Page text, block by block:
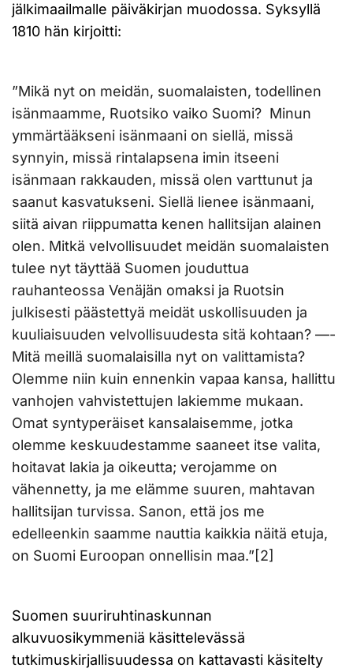
jälkimaailmalle päiväkirjan muodossa. Syksyllä
1810 hän kirjoitti:
”Mikä nyt on meidän, suomalaisten, todellinen
isänmaamme, Ruotsiko vaiko Suomi? Minun
ymmärtääkseni isänmaani on siellä, missä
synnyin, missä rintalapsena imin itseeni
isänmaan rakkauden, missä olen varttunut ja
saanut kasvatukseni. Siellä lienee isänmaani,
siitä aivan riippumatta kenen hallitsijan alainen
olen. Mitkä velvollisuudet meidän suomalaisten
tulee nyt täyttää Suomen jouduttua
rauhanteossa Venäjän omaksi ja Ruotsin
julkisesti päästettyä meidät uskollisuuden ja
kuuliaisuuden velvollisuudesta sitä kohtaan? —-
Mitä meillä suomalaisilla nyt on valittamista?
Olemme niin kuin ennenkin vapaa kansa, hallittu
vanhojen vahvistettujen lakiemme mukaan.
Omat syntyperäiset kansalaisemme, jotka
olemme keskuudestamme saaneet itse valita,
hoitavat lakia ja oikeutta; verojamme on
vähennetty, ja me elämme suuren, mahtavan
hallitsijan turvissa. Sanon, että jos me
edelleenkin saamme nauttia kaikkia näitä etuja,
on Suomi Euroopan onnellisin maa.”[2]
Suomen suuriruhtinaskunnan
alkuvuosikymmeniä käsittelevässä
tutkimuskirjallisuudessa on kattavasti käsitelty